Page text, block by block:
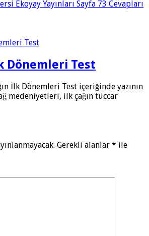
Ekoyay Yayınları Sayfa 73 Cevapları
Dönemleri Test
İlk Dönemleri Test içeriğinde yazının
medeniyetleri, ilk çağın tüccar
Gerekli alanlar * ile